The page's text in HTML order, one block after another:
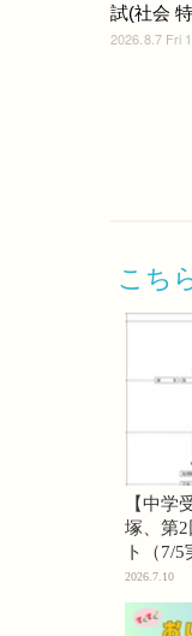
試(社会
2026.8.7 Fri
こち
【中学
塚、第
ト（7/
74・桜
2026.7.10